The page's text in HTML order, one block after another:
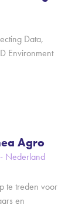
Data,
Environment
Agro
Nederland
te treden voor
en